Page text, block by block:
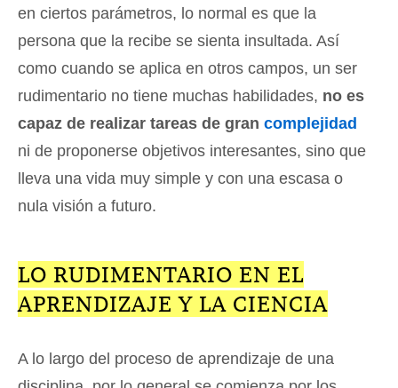
en ciertos parámetros, lo normal es que la
persona que la recibe se sienta insultada. Así
como cuando se aplica en otros campos, un ser
rudimentario no tiene muchas habilidades, no es
capaz de realizar tareas de gran complejidad
ni de proponerse objetivos interesantes, sino que
lleva una vida muy simple y con una escasa o
nula visión a futuro.
LO RUDIMENTARIO EN EL
APRENDIZAJE Y LA CIENCIA
A lo largo del proceso de aprendizaje de una